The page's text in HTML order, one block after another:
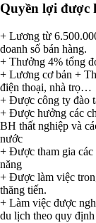
Quyền lợi được
+ Lương từ
doanh số bán hàng.
+ Thưởng 4% tổng
+ Lương cơ bản +
điện thoại, nhà trọ…
+ Được công ty đào
+ Được hưởng các
BH thất nghiệp và
nước
+ Được tham gia các
năng
+ Được làm việc
thăng tiến.
+ Làm việc được
du lịch theo quy